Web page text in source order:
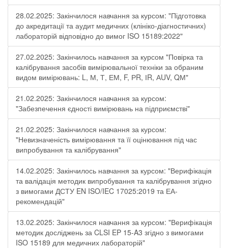
28.02.2025: Закінчилося навчання за курсом: "Підготовка
до акредитації та аудит медичних (клініко-діагностичних)
лабораторій відповідно до вимог ISO 15189:2022"
27.02.2025: Закінчилось навчання за курсом "Повірка та
калібрування засобів вимірювальної техніки за обраним
видом вимірювань: L, М, Т, ЕМ, F, РR, ІR, АUV, QМ"
21.02.2025: Закінчилося навчання за курсом:
"Забезпечення єдності вимірювань на підприємстві"
21.02.2025: Закінчилося навчання за курсом:
"Невизначеність вимірювання та її оцінювання під час
випробування та калібрування"
14.02.2025: Закінчилось навчання за курсом: "Верифікація
та валідація методик випробування та калібрування згідно
з вимогами ДСТУ EN ISO/IEC 17025:2019 та ЕА-
рекомендацій"
13.02.2025: Закінчилося навчання за курсом: "Верифікація
методик досліджень за CLSI EP 15-A3 згідно з вимогами
ISO 15189 для медичних лабораторій"